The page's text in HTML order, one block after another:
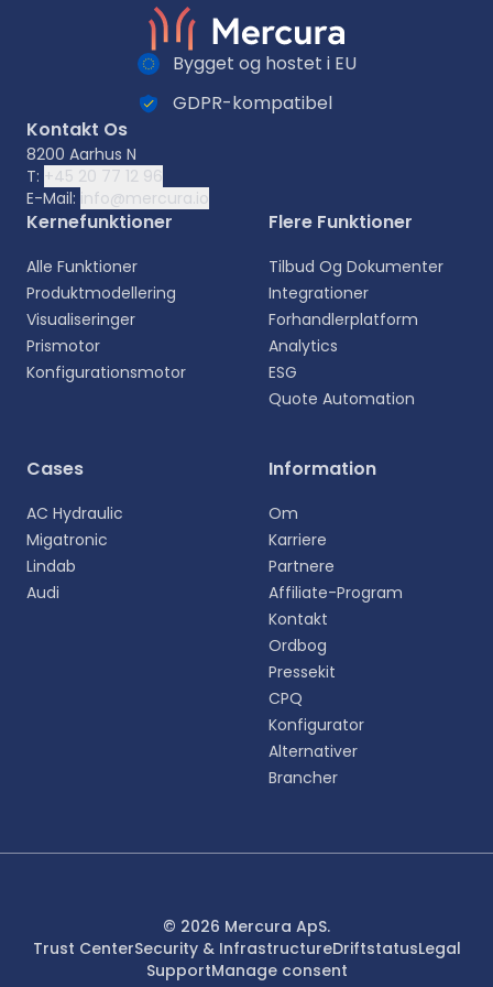
Vælg sprog
oplevelse.
Svenska
Français
Bygget og hostet i EU
GDPR-kompatibel
Kontakt Os
8200 Aarhus N
T: +45 20 77 12 96
E-Mail: info@mercura.io
Kernefunktioner
Alle Funktioner
Produktmodellering
Visualiseringer
Prismotor
Konfigurationsmotor
Flere Funktioner
Tilbud Og Dokumenter
Integrationer
Forhandlerplatform
Analytics
ESG
Quote Automation
Cases
AC Hydraulic
Migatronic
Lindab
Audi
Information
Om
Karriere
Partnere
Affiliate-Program
Kontakt
Ordbog
Pressekit
CPQ
Konfigurator
Alternativer
Brancher
© 2026 Mercura ApS.
Trust CenterSecurity & InfrastructureDriftstatusLegal
SupportManage consent